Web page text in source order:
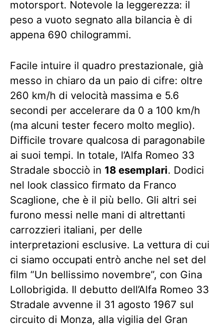
motorsport. Notevole la leggerezza: il
peso a vuoto segnato alla bilancia è di
appena 690 chilogrammi.
Facile intuire il quadro prestazionale, già
messo in chiaro da un paio di cifre: oltre
260 km/h di velocità massima e 5.6
secondi per accelerare da 0 a 100 km/h
(ma alcuni tester fecero molto meglio).
Difficile trovare qualcosa di paragonabile
ai suoi tempi. In totale, l’Alfa Romeo 33
Stradale sbocciò in 18 esemplari. Dodici
nel look classico firmato da Franco
Scaglione, che è il più bello. Gli altri sei
furono messi nelle mani di altrettanti
carrozzieri italiani, per delle
interpretazioni esclusive. La vettura di cui
ci siamo occupati entrò anche nel set del
film “Un bellissimo novembre”, con Gina
Lollobrigida. Il debutto dell’Alfa Romeo 33
Stradale avvenne il 31 agosto 1967 sul
circuito di Monza, alla vigilia del Gran